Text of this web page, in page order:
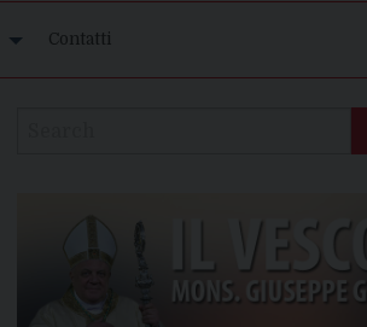
Contatti